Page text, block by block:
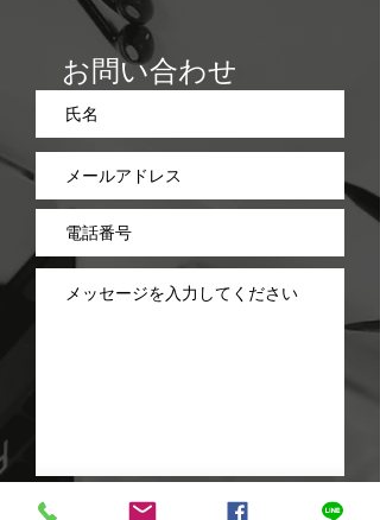
お問い合わせ